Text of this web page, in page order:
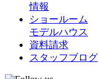
情報
ショールーム
モデルハウス
資料請求
スタッフブログ